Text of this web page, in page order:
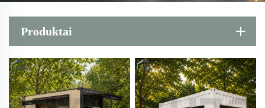
Produktai